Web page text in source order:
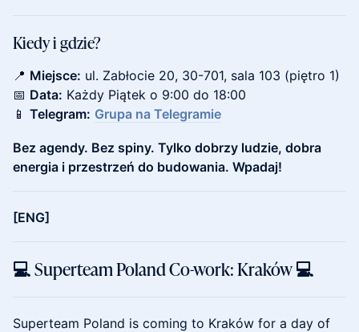
Kiedy i gdzie?
📍 Miejsce: ul. Zabłocie 20, 30-701, sala 103 (piętro 1)
📅 Data: Każdy Piątek o 9:00 do 18:00
📱 Telegram: Grupa na Telegramie
Bez agendy. Bez spiny. Tylko dobrzy ludzie, dobra
energia i przestrzeń do budowania. Wpadaj!
[ENG]
💻 Superteam Poland Co-work: Kraków 💻
Superteam Poland is coming to Kraków for a day of